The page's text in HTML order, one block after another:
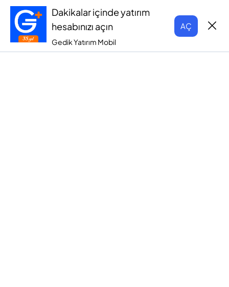
Dakikalar içinde yatırım
hesabınızı açın
Gedik Yatırım Mobil
AÇ